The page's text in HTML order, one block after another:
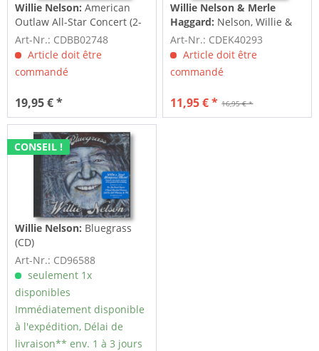
Willie Nelson:American
Outlaw All-Star Concert (2-
CD)
Art-Nr.: CDBB02748
Article doit être
commandé
19,95 € *
Willie Nelson & Merle
Haggard: Nelson, Willie &
Merle Haggard Seashores
Of Old...
Art-Nr.: CDEK40293
Article doit être
commandé
16,95 € *
11,95 € *
CONSEIL !
Willie Nelson: Bluegrass
(CD)
Art-Nr.: CD96588
seulement 1x
disponibles
Immédiatement disponible
à l'expédition, Délai de
livraison** env. 1 à 3 jours